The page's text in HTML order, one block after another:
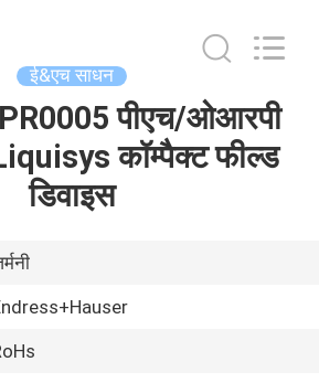
ई&एच साधन
पीएच/ओआरपी
कॉम्पैक्ट फील्ड
डिवाइस